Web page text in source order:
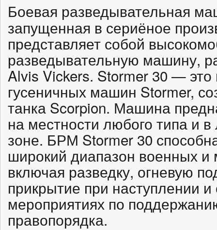
Боевая разведывательная
запущенная в сериёное
представляет собой
разведывательную машину,
Alvis Vickers. Stormer 30 —
гусеничных машин Stormer,
танка Scorpion. Машина
на местности любого типа и
зоне. БРМ Stormer 30
широкий диапазон военных и
включая разведку, огневую
прикрытие при наступлении и
мероприятиях по
правопорядка.